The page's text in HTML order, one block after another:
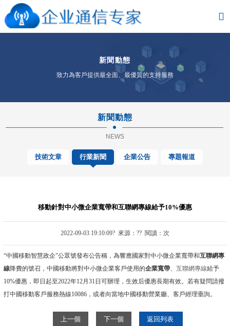
新聞動態
致力為客戶提供最全面、最優質的支持服務
新聞動態
NEWS
技術文章 行業新聞 企業公告 專題報道
移動針對中小微企業寬帶和互聯網專線給予10%優惠
2022-09-03 19:10:09? 來源：?? 閱讀： 次
“中國移動智慧政企”公眾號發布公告稱，為響應國家對中小微企業寬帶和互聯網專
線降費的號召，中國移動將對中小微企業客戶使用的企業寬帶、 互聯網專線給予
10%優惠，即日起至2022年12月31日可辦理，生效后優惠長期有效。若有疑問請撥
打中國移動客戶服務熱線10086，或者向當地中國移動營業廳、客戶經理垂詢。
上一個 下一個 返回列表